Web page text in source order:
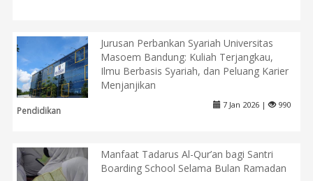
Jurusan Perbankan Syariah Universitas
Masoem Bandung: Kuliah Terjangkau,
Ilmu Berbasis Syariah, dan Peluang Karier
Menjanjikan
Pendidikan
7 Jan 2026 | 990
Manfaat Tadarus Al-Qur’an bagi Santri
Boarding School Selama Bulan Ramadan